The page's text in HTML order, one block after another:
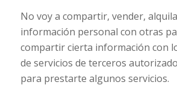
No voy a compartir, vender,
información personal con otras
compartir cierta información con
de servicios de terceros
para prestarte algunos servicios.